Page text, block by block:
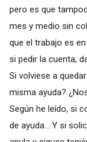
pero es que
mes y medio sin
que el trabajo es
si pedir la cuenta,
Si volviese a
misma ayuda?
Según he leído, si
de ayuda... Y si